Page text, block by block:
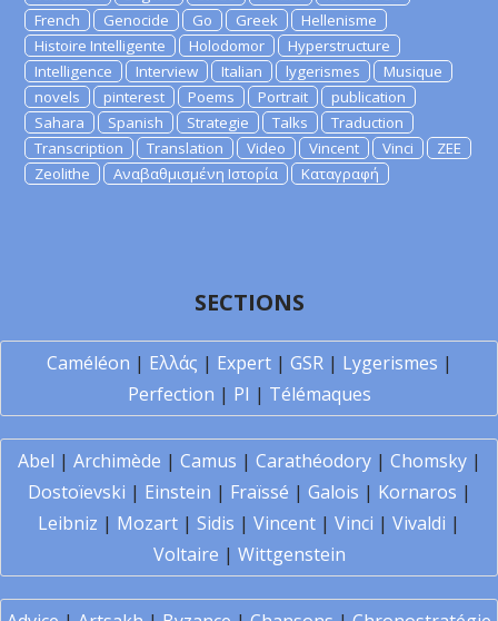
French
Genocide Go Greek
Hellenisme
Histoire Intelligente
Holodomor
Hyperstructure
Intelligence
Interview Italian lygerismes
Musique
novels
pinterest Poems Portrait
publication
Sahara
Spanish Strategie Talks
Traduction
Transcription
Translation Video Vincent Vinci
ZEE
Zeolithe
Αναβαθμισμένη Ιστορία Καταγραφή
SECTIONS
Caméléon | Ελλάς | Expert| GSR| Lygerismes |
Perfection | PI | Télémaques
Abel | Archimède | Camus | Carathéodory| Chomsky|
Dostoïevski | Einstein | Fraïssé | Galois | Kornaros |
Leibniz | Mozart | Sidis | Vincent | Vinci | Vivaldi |
Voltaire | Wittgenstein